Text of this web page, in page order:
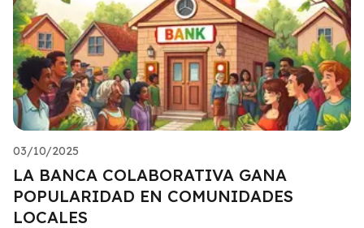
03/10/2025
LA BANCA COLABORATIVA GANA
POPULARIDAD EN COMUNIDADES
LOCALES